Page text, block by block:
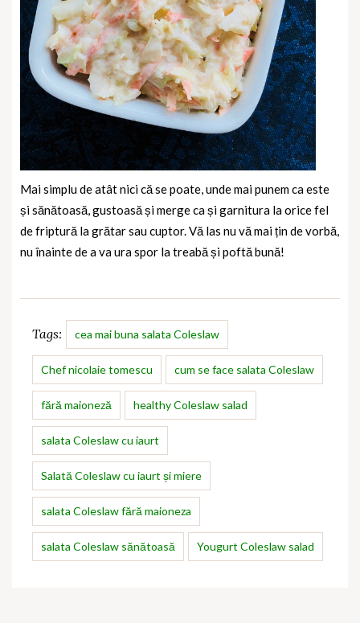
Mai simplu de atât nici că se poate, unde mai punem ca este
și sănătoasă, gustoasă și merge ca și garnitura la orice fel
de friptură la grătar sau cuptor. Vă las nu vă mai țin de vorbă,
nu înainte de a va ura spor la treabă și poftă bună!
Tags: cea mai buna salata Coleslaw
Chef nicolaie tomescu cum se face salata Coleslaw
fără maioneză healthy Coleslaw salad
salata Coleslaw cu iaurt
Salată Coleslaw cu iaurt și miere
salata Coleslaw fără maioneza
salata Coleslaw sănătoasă Yougurt Coleslaw salad